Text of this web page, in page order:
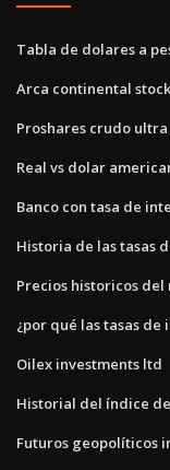
Tabla de dolares a
Arca continental
Proshares crudo
Real vs dolar
Banco con tasa de
Historia de las tasas
Precios historicos
¿por qué las tasas de
Oilex investments ltd
Historial del índice
Futuros geopolíticos